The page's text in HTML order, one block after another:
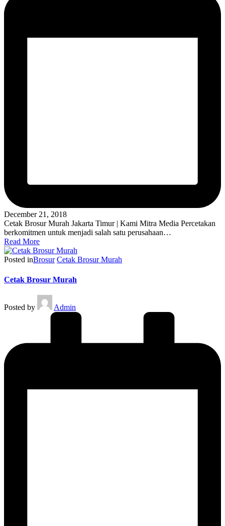
December 21, 2018
Cetak Brosur Murah Jakarta Timur | Kami Mitra Media Percetakan
berkomitmen untuk menjadi salah satu perusahaan…
Read More
Posted inBrosur Cetak Brosur Murah
Cetak Brosur Murah
Posted by Admin